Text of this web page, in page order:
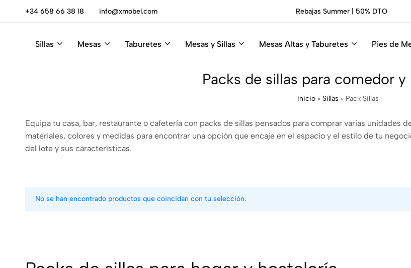
+34 658 66 38 18 info@xmobel.com Rebajas Summer | 50% DTO
Sillas Mesas Taburetes Mesas y Sillas Mesas Altas y Taburetes Pies de
Packs de sillas para comedor y
Inicio » Sillas » Pack Sillas
Equipa tu casa, bar, restaurante o cafetería con packs de sillas pensados para comprar varias unidades
materiales, colores y medidas para encontrar una opción que encaje en el espacio y el estilo de tu
del lote y sus características.
No se han encontrado productos que coincidan con tu selección.